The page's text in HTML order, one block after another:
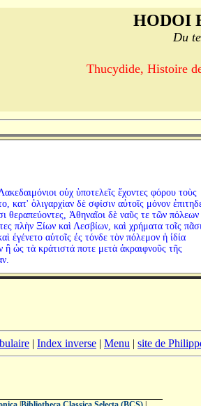
HODOI
Du
Thucydide, Histoire
οὐχ ὑποτελεῖς ἔχοντες φόρου τοὺς
κατ' ὀλιγαρχίαν δὲ σφίσιν αὐτοῖς μόνον
θεραπεύοντες, Ἀθηναῖοι δὲ ναῦς τε τῶν
πλὴν Ξίων καὶ Λεσβίων, καὶ χρήματα τοῖς
ἐγένετο αὐτοῖς ἐς τόνδε τὸν πόλεμον ἡ ἰδία
ἢ ὡς τὰ κράτιστά ποτε μετὰ ἀκραιφνοῦς τῆς
| Index inverse | Menu | site de